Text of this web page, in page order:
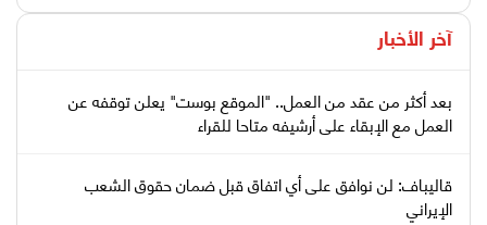
آخر الأخبار
بعد أكثر من عقد من العمل.. "الموقع بوست" يعلن توقفه عن
العمل مع الإبقاء على أرشيفه متاحا للقراء
قاليباف: لن نوافق على أي اتفاق قبل ضمان حقوق الشعب
الإيراني